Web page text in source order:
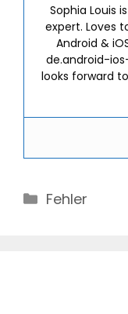
Sophia Louis
expert. Loves
Android &
de.android-
looks forward
Categories
Fehler